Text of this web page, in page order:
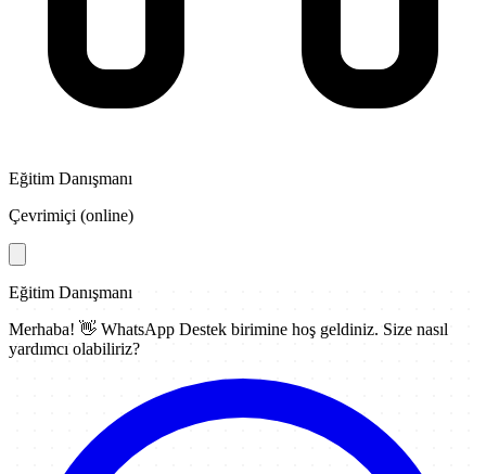
Eğitim Danışmanı
Çevrimiçi (online)
Eğitim Danışmanı
Merhaba! 👋 WhatsApp Destek birimine hoş geldiniz. Size nasıl
yardımcı olabiliriz?